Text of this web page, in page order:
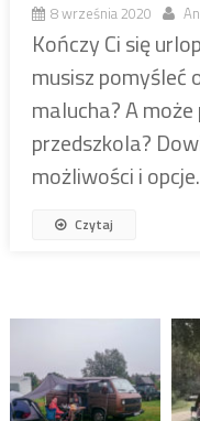
8 września 2020
Kończy Ci się
musisz pomyśleć
malucha? A
przedszkola?
możliwości i
Czytaj